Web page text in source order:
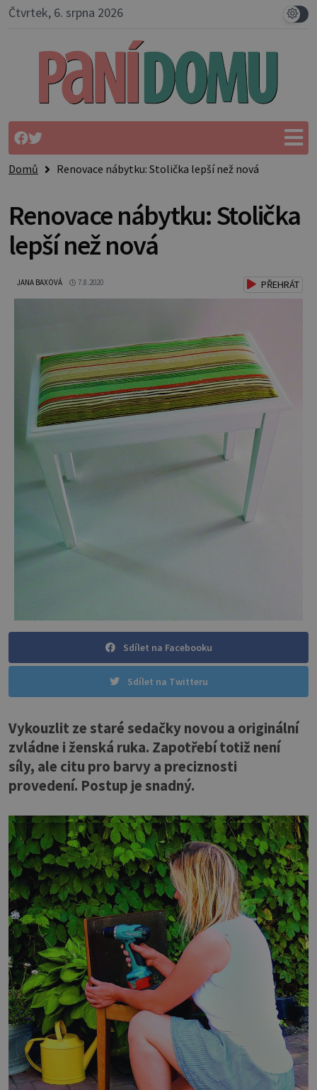
Čtvrtek, 6. srpna 2026
Domů Renovace nábytku: Stolička lepší než nová
Renovace nábytku: Stolička
lepší než nová
JANA BAXOVÁ 7.8.2020 PŘEHRÁT
Sdílet na Facebooku
Sdílet na Twitteru
Vykouzlit ze staré sedačky novou a originální
zvládne i ženská ruka. Zapotřebí totiž není
síly, ale citu pro barvy a preciznosti
provedení. Postup je snadný.